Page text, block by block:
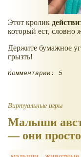
Этот кролик
который ест, словно
Держите бумажное
грызть!
Комментарии: 5
Виртуальные игры
Малыши
— они